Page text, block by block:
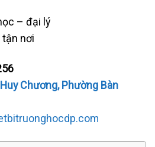
– đại lý
tận nơi
Chương, Phường Bàn